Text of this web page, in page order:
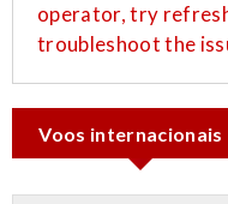
operator, try
troubleshoot the
Voos internacionais